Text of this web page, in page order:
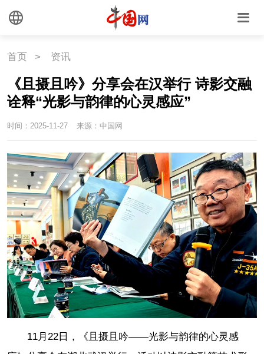
首页 > 资讯
《且摄且吟》分享会在汉举行 诗影交融
诠释“光影与韵律的心灵感应”
时间：2025-11-27 来源：中国网
11月22日，《且摄且吟——光影与韵律的心灵感